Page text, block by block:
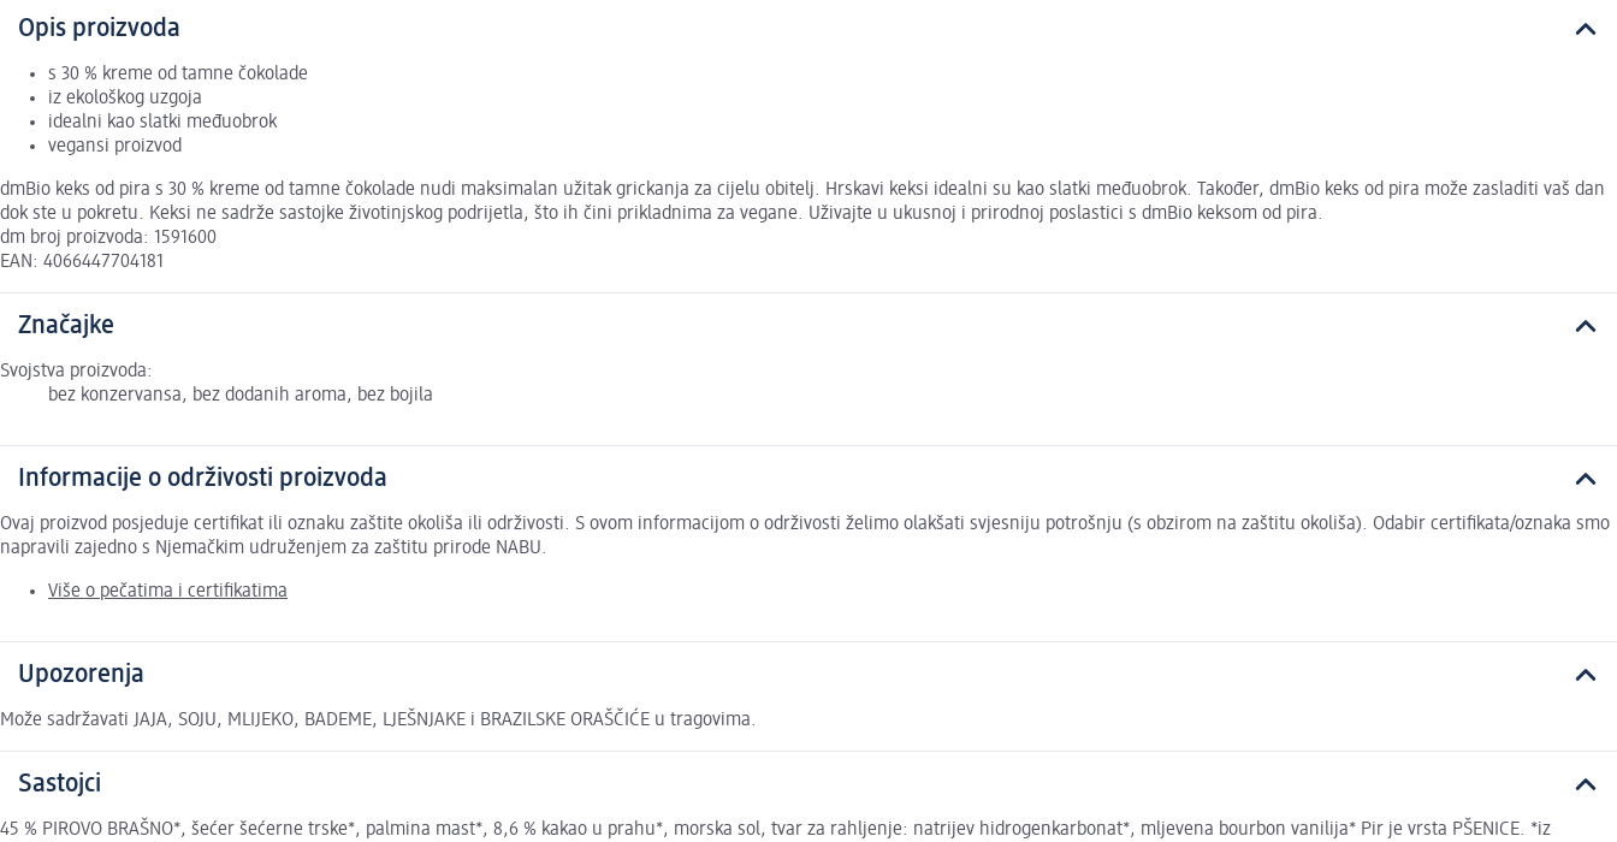
Opis proizvoda
s 30 % kreme od tamne čokolade
iz ekološkog uzgoja
idealni kao slatki međuobrok
vegansi proizvod
dmBio keks od pira s 30 % kreme od tamne čokolade nudi maksimalan užitak grickanja za cijelu obitelj. Hrskavi keksi idealni su kao slatki međuobrok. Također, dmBio keks od pira može zasladiti vaš dan
dok ste u pokretu. Keksi ne sadrže sastojke životinjskog podrijetla, što ih čini prikladnima za vegane. Uživajte u ukusnoj i prirodnoj poslastici s dmBio keksom od pira.
dm broj proizvoda: 1591600
EAN: 4066447704181
Značajke
Svojstva proizvoda:
bez konzervansa, bez dodanih aroma, bez bojila
Informacije o održivosti proizvoda
Ovaj proizvod posjeduje certifikat ili oznaku zaštite okoliša ili održivosti. S ovom informacijom o održivosti želimo olakšati svjesniju potrošnju (s obzirom na zaštitu okoliša). Odabir certifikata/oznaka smo
napravili zajedno s Njemačkim udruženjem za zaštitu prirode NABU.
Više o pečatima i certifikatima
Upozorenja
Može sadržavati JAJA, SOJU, MLIJEKO, BADEME, LJEŠNJAKE i BRAZILSKE ORAŠČIĆE u tragovima.
Sastojci
45 % PIROVO BRAŠNO*, šećer šećerne trske*, palmina mast*, 8,6 % kakao u prahu*, morska sol, tvar za rahljenje: natrijev hidrogenkarbonat*, mljevena bourbon vanilija* Pir je vrsta PŠENICE. *iz